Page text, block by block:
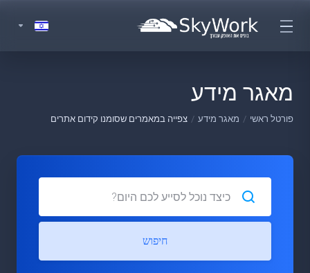
מאגר מידע
פורטל ראשי מאגר מידע צפייה במאמרים שסומנו קידום אתרים
חיפוש